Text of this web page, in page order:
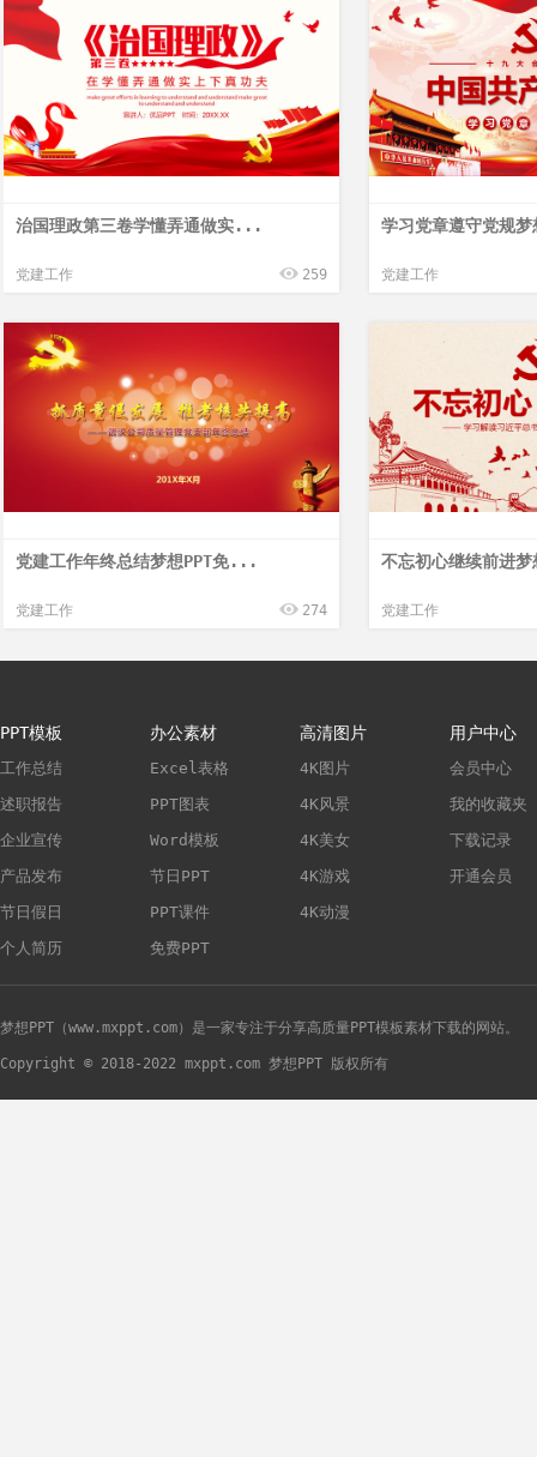
治国理政第三卷学懂弄通做实...
党建工作 259
学习党章遵守党规
党建工作
党建工作年终总结梦想PPT免...
党建工作 274
不忘初心继续前进
党建工作
PPT模板
工作总结
述职报告
企业宣传
产品发布
节日假日
个人简历
办公素材
Excel表格
PPT图表
Word模板
节日PPT
PPT课件
免费PPT
高清图片
4K图片
4K风景
4K美女
4K游戏
4K动漫
用户中心
会员中心
我的收藏夹
下载记录
开通会员
梦想PPT（www.mxppt.com）是一家专注于分享高质量PPT模板素材下载的网站。
Copyright © 2018-2022 mxppt.com 梦想PPT 版权所有